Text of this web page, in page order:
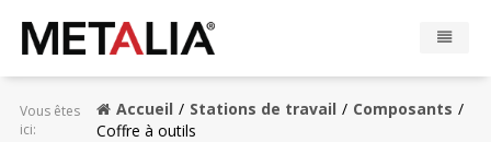
Produits
Vous êtes
ici:
Accueil Stations de travail
Composants
Coffre à outils